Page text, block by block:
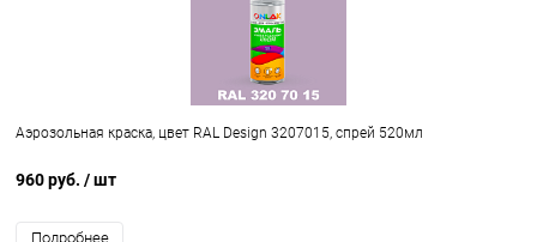
Аэрозольная краска, цвет RAL Design 3207015, спрей 520мл
960 руб. / шт
Подробнее